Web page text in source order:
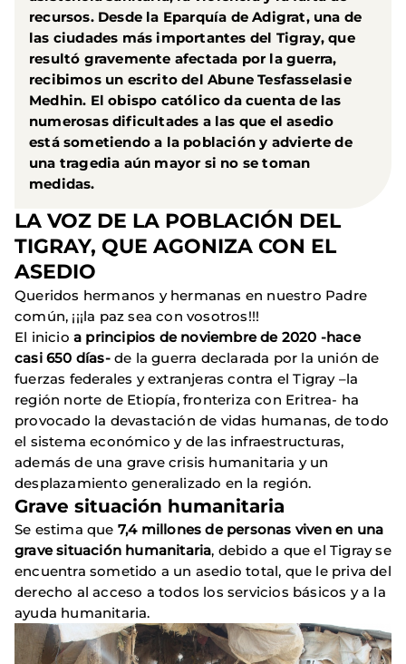
recursos. Desde la Eparquía de Adigrat, una de
las ciudades más importantes del Tigray, que
resultó gravemente afectada por la guerra,
recibimos un escrito del Abune Tesfasselasie
Medhin. El obispo católico da cuenta de las
numerosas dificultades a las que el asedio
está sometiendo a la población y advierte de
una tragedia aún mayor si no se toman
medidas.
LA VOZ DE LA POBLACIÓN DEL
TIGRAY, QUE AGONIZA CON EL
ASEDIO
Queridos hermanos y hermanas en nuestro Padre
común, ¡¡¡la paz sea con vosotros!!!
El inicio a principios de noviembre de 2020 -hace
casi 650 días-de la guerra declarada por la unión de
fuerzas federales y extranjeras contra el Tigray –la
región norte de Etiopía, fronteriza con Eritrea- ha
provocado la devastación de vidas humanas, de todo
el sistema económico y de las infraestructuras,
además de una grave crisis humanitaria y un
desplazamiento generalizado en la región.
Grave situación humanitaria
Se estima que 7,4 millones de personas viven en una
grave situación humanitaria, debido a que el Tigray se
encuentra sometido a un asedio total, que le priva del
derecho al acceso a todos los servicios básicos y a la
ayuda humanitaria.